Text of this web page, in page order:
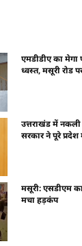
एमडीडीए का
ध्वस्त, मसूरी रोड
उत्तराखंड में नकली
सरकार ने पूरे प्रदेश
मसूरी: एसडीएम
मचा हड़कंप